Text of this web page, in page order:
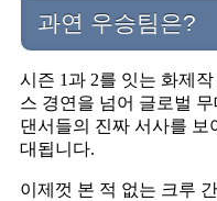
과연 우승팀은?
시즌 1과 2를 잇는 화제작
스 경연을 넘어 글로벌
댄서들의 진짜 서사를 보
대됩니다.
이제껏 본 적 없는 크루